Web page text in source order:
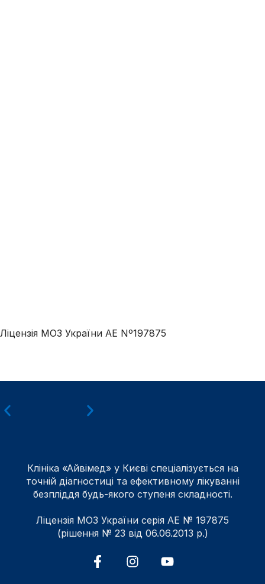
Ліцензія МОЗ України АЕ Nº197875
Клініка «Айвімед» у Києві спеціалізується на
точній діагностиці та ефективному лікуванні
безпліддя будь-якого ступеня складності.
Ліцензія МОЗ України серія АЕ № 197875
(рішення № 23 від 06.06.2013 р.)